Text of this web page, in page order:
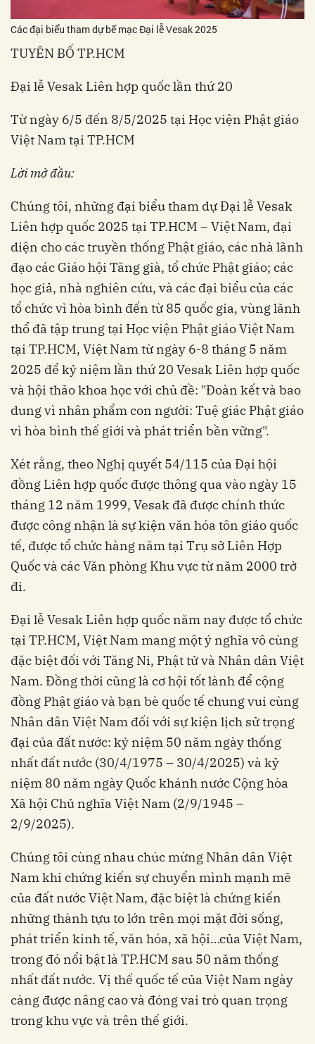
Các đại biểu tham dự bế mạc Đại lễ Vesak 2025
TUYÊN BỐ TP.HCM
Đại lễ Vesak Liên hợp quốc lần thứ 20
Từ ngày 6/5 đến 8/5/2025 tại Học viện Phật giáo
Việt Nam tại TP.HCM
Lời mở đầu:
Chúng tôi, những đại biểu tham dự Đại lễ Vesak
Liên hợp quốc 2025 tại TP.HCM – Việt Nam, đại
diện cho các truyền thống Phật giáo, các nhà lãnh
đạo các Giáo hội Tăng già, tổ chức Phật giáo; các
học giả, nhà nghiên cứu, và các đại biểu của các
tổ chức vì hòa bình đến từ 85 quốc gia, vùng lãnh
thổ đã tập trung tại Học viện Phật giáo Việt Nam
tại TP.HCM, Việt Nam từ ngày 6-8 tháng 5 năm
2025 để kỷ niệm lần thứ 20 Vesak Liên hợp quốc
và hội thảo khoa học với chủ đề: "Đoàn kết và bao
dung vì nhân phẩm con người: Tuệ giác Phật giáo
vì hòa bình thế giới và phát triển bền vững".
Xét rằng, theo Nghị quyết 54/115 của Đại hội
đồng Liên hợp quốc được thông qua vào ngày 15
tháng 12 năm 1999, Vesak đã được chính thức
được công nhận là sự kiện văn hóa tôn giáo quốc
tế, được tổ chức hàng năm tại Trụ sở Liên Hợp
Quốc và các Văn phòng Khu vực từ năm 2000 trở
đi.
Đại lễ Vesak Liên hợp quốc năm nay được tổ chức
tại TP.HCM, Việt Nam mang một ý nghĩa vô cùng
đặc biệt đối với Tăng Ni, Phật tử và Nhân dân Việt
Nam. Đồng thời cũng là cơ hội tốt lành để cộng
đồng Phật giáo và bạn bè quốc tế chung vui cùng
Nhân dân Việt Nam đối với sự kiện lịch sử trọng
đại của đất nước: kỷ niệm 50 năm ngày thống
nhất đất nước (30/4/1975 – 30/4/2025) và kỷ
niệm 80 năm ngày Quốc khánh nước Cộng hòa
Xã hội Chủ nghĩa Việt Nam (2/9/1945 –
2/9/2025).
Chúng tôi cùng nhau chúc mừng Nhân dân Việt
Nam khi chứng kiến sự chuyển mình mạnh mẽ
của đất nước Việt Nam, đặc biệt là chứng kiến
những thành tựu to lớn trên mọi mặt đời sống,
phát triển kinh tế, văn hóa, xã hội…của Việt Nam,
trong đó nổi bật là TP.HCM sau 50 năm thống
nhất đất nước. Vị thế quốc tế của Việt Nam ngày
càng được nâng cao và đóng vai trò quan trọng
trong khu vực và trên thế giới.